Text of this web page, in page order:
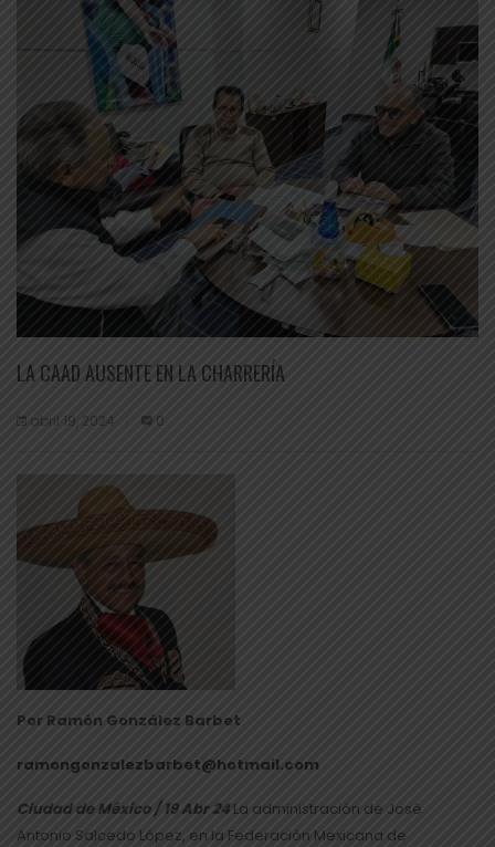
LA CAAD AUSENTE EN LA CHARRERÍA
abril 19, 2024 0
Por Ramón González Barbet
ramongonzalezbarbet@hotmail.com
Ciudad de México / 19 Abr 24La administración de José
Antonio Salcedo López, en la Federación Mexicana de